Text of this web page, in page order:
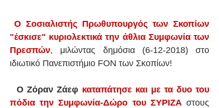
Ο Σοσιαλιστής Πρωθυπουργός των Σκοπίων
"έσκισε" κυριολεκτικά την άθλια Συμφωνία των
Πρεσπών, μιλώντας δημόσια (6-12-2018) στο
ιδιωτικό Πανεπιστήμιο FON των Σκοπίων!
Ο Ζόραν Ζάεφ καταπάτησε και με τα δυο του
πόδια την Συμφωνία-Δώρο του ΣΥΡΙΖΑ στους